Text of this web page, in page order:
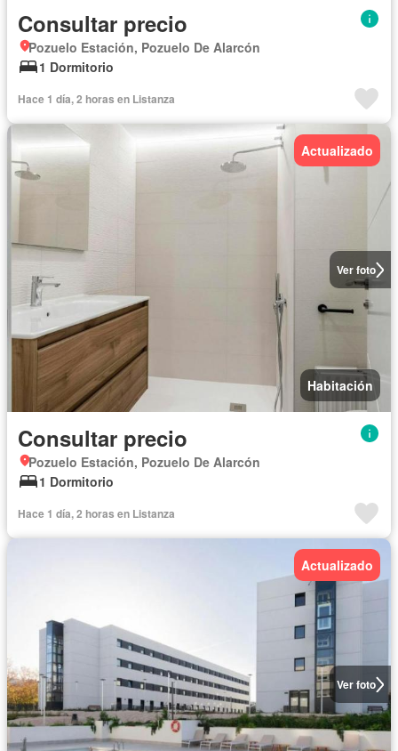
Consultar precio
Pozuelo Estación, Pozuelo De Alarcón
1 Dormitorio
Hace 1 día, 2 horas en Listanza
Ver foto
Actualizado
Habitación
Consultar precio
Pozuelo Estación, Pozuelo De Alarcón
1 Dormitorio
Hace 1 día, 2 horas en Listanza
Ver foto
Actualizado